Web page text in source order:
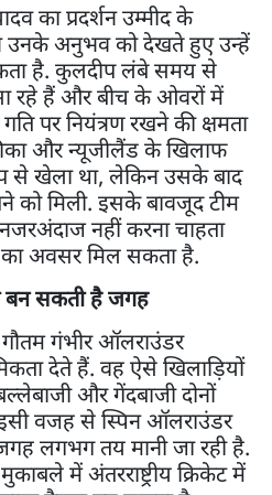
का प्रदर्शन उम्मीद के
उनके अनुभव को देखते हुए उन्हें
है. कुलदीप लंबे समय से
रहे हैं और बीच के ओवरों में
पर नियंत्रण रखने की क्षमता
और न्यूजीलैंड के खिलाफ
से खेला था, लेकिन उसके बाद
को मिली. इसके बावजूद टीम
नहीं करना चाहता
अवसर मिल सकता है.
बन सकती है जगह
गंभीर ऑलराउंडर
देते हैं. वह ऐसे खिलाड़ियों
और गेंदबाजी दोनों
वजह से स्पिन ऑलराउंडर
लगभग तय मानी जा रही है.
में अंतरराष्ट्रीय क्रिकेट में